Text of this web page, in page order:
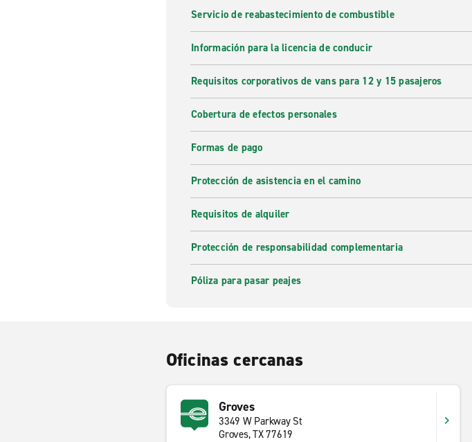
Servicio de reabastecimiento de combustible
Información para la licencia de conducir
Requisitos corporativos de vans para 12 y 15 pasajeros
Cobertura de efectos personales
Formas de pago
Protección de asistencia en el camino
Requisitos de alquiler
Protección de responsabilidad complementaria
Póliza para pasar peajes
Oficinas cercanas
Groves
3349 W Parkway St
Groves, TX 77619